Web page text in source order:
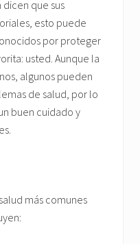
que sus
esto puede
por proteger
usted. Aunque la
algunos pueden
de salud, por lo
buen cuidado y
más comunes